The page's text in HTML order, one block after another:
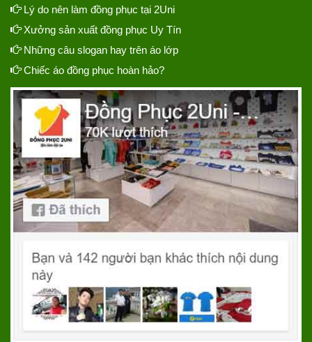
Lý do nên làm đồng phục tại 2Uni
Xưởng sản xuất đồng phục Uy Tín
Những câu slogan hay trên áo lớp
Chiếc áo đồng phục hoàn hảo?